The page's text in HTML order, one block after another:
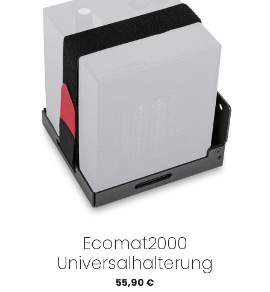
Ecomat2000
Universalhalterung
55,90 €